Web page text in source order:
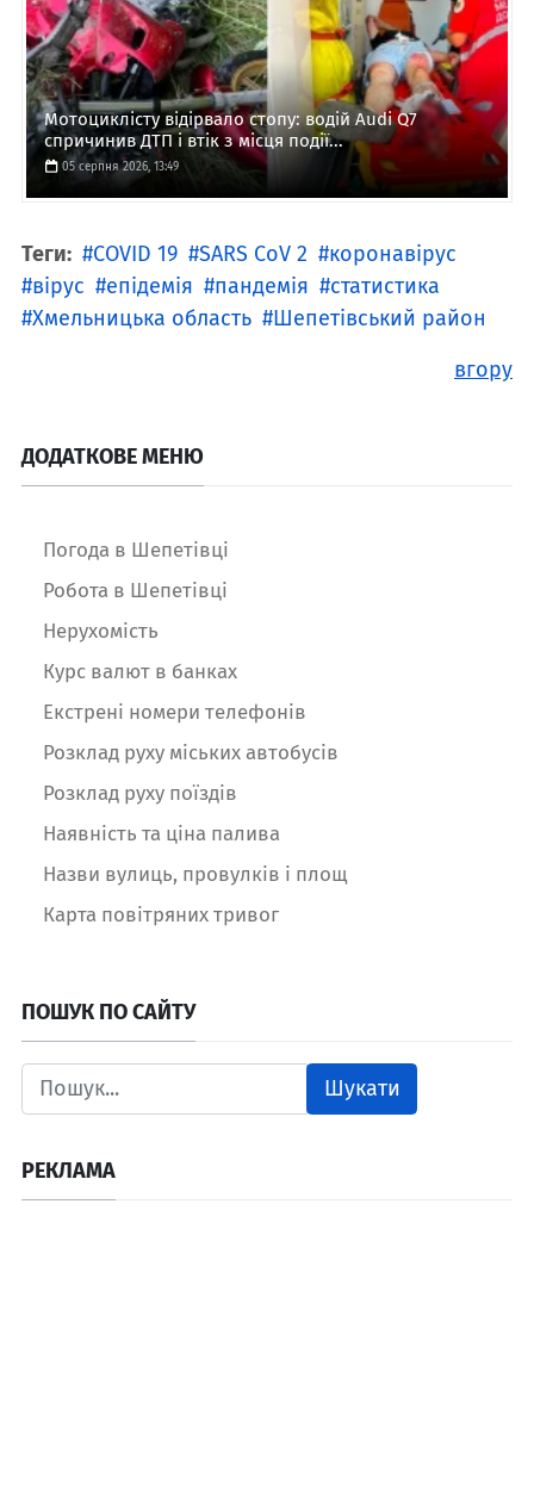
Мотоциклісту відірвало стопу: водій Audi Q7
спричинив ДТП і втік з місця події...
05 серпня 2026, 13:49
Теги: COVID 19 SARS CoV 2
коронавірус
вірус
епідемія пандемія
статистика
Хмельницька область
Шепетівський район
вгору
ДОДАТКОВЕ МЕНЮ
Погода в Шепетівці
Робота в Шепетівці
Нерухомість
Курс валют в банках
Екстрені номери телефонів
Розклад руху міських автобусів
Розклад руху поїздів
Наявність та ціна палива
Назви вулиць, провулків і площ
Карта повітряних тривог
ПОШУК ПО САЙТУ
Шукати
РЕКЛАМА